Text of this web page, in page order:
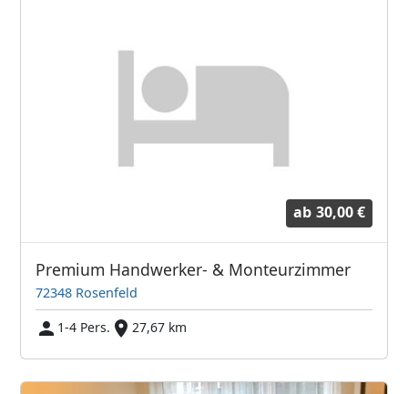
ab 30,00 €
Premium Handwerker- & Monteurzimmer
72348 Rosenfeld
1-4 Pers.
27,67 km